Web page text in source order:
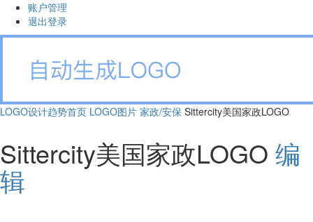
账户管理
退出登录
LOGO设计趋势首页 LOGO图片 家政/安保 Sittercity美国家政LOGO
Sittercity美国家政LOGO 编
辑